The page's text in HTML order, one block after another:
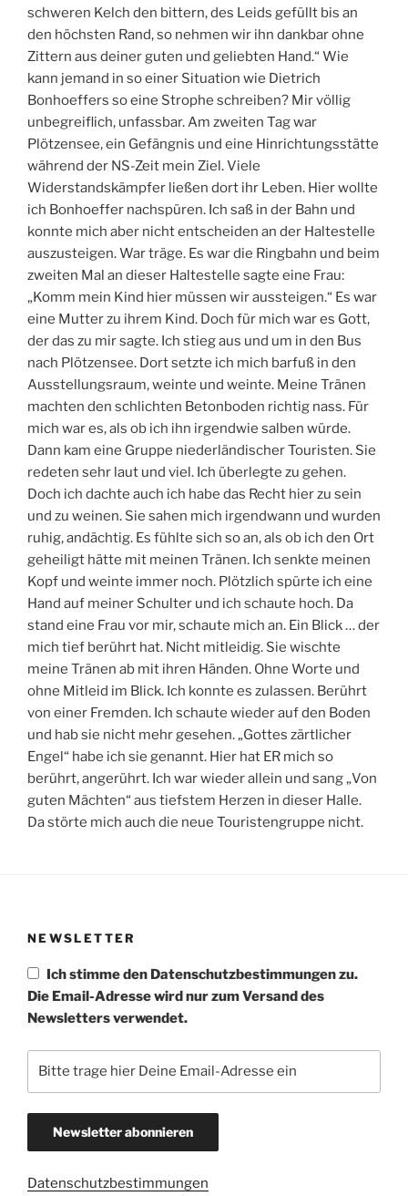
schweren Kelch den bittern, des Leids gefüllt bis an
den höchsten Rand, so nehmen wir ihn dankbar ohne
Zittern aus deiner guten und geliebten Hand.“ Wie
kann jemand in so einer Situation wie Dietrich
Bonhoeffers so eine Strophe schreiben? Mir völlig
unbegreiflich, unfassbar. Am zweiten Tag war
Plötzensee, ein Gefängnis und eine Hinrichtungsstätte
während der NS-Zeit mein Ziel. Viele
Widerstandskämpfer ließen dort ihr Leben. Hier wollte
ich Bonhoeffer nachspüren. Ich saß in der Bahn und
konnte mich aber nicht entscheiden an der Haltestelle
auszusteigen. War träge. Es war die Ringbahn und beim
zweiten Mal an dieser Haltestelle sagte eine Frau:
„Komm mein Kind hier müssen wir aussteigen.“ Es war
eine Mutter zu ihrem Kind. Doch für mich war es Gott,
der das zu mir sagte. Ich stieg aus und um in den Bus
nach Plötzensee. Dort setzte ich mich barfuß in den
Ausstellungsraum, weinte und weinte. Meine Tränen
machten den schlichten Betonboden richtig nass. Für
mich war es, als ob ich ihn irgendwie salben würde.
Dann kam eine Gruppe niederländischer Touristen. Sie
redeten sehr laut und viel. Ich überlegte zu gehen.
Doch ich dachte auch ich habe das Recht hier zu sein
und zu weinen. Sie sahen mich irgendwann und wurden
ruhig, andächtig. Es fühlte sich so an, als ob ich den Ort
geheiligt hätte mit meinen Tränen. Ich senkte meinen
Kopf und weinte immer noch. Plötzlich spürte ich eine
Hand auf meiner Schulter und ich schaute hoch. Da
stand eine Frau vor mir, schaute mich an. Ein Blick … der
mich tief berührt hat. Nicht mitleidig. Sie wischte
meine Tränen ab mit ihren Händen. Ohne Worte und
ohne Mitleid im Blick. Ich konnte es zulassen. Berührt
von einer Fremden. Ich schaute wieder auf den Boden
und hab sie nicht mehr gesehen. „Gottes zärtlicher
Engel“ habe ich sie genannt. Hier hat ER mich so
berührt, angerührt. Ich war wieder allein und sang „Von
guten Mächten“ aus tiefstem Herzen in dieser Halle.
Da störte mich auch die neue Touristengruppe nicht.
NEWSLETTER
Ich stimme den Datenschutzbestimmungen zu.
Die Email-Adresse wird nur zum Versand des
Newsletters verwendet.
Datenschutzbestimmungen